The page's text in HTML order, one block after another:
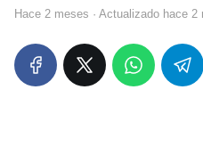
hace 2 meses · Actualizado hace 2